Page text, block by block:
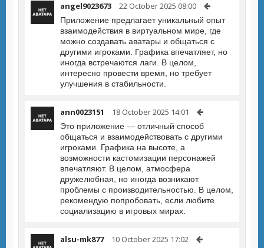
angel9023673 22 October 2025 08:00
Приложение предлагает уникальный опыт
взаимодействия в виртуальном мире, где
можно создавать аватары и общаться с
другими игроками. Графика впечатляет, но
иногда встречаются лаги. В целом,
интересно провести время, но требует
улучшения в стабильности.
ann0023151 18 October 2025 14:01
Это приложение — отличный способ
общаться и взаимодействовать с другими
игроками. Графика на высоте, а
возможности кастомизации персонажей
впечатляют. В целом, атмосфера
дружелюбная, но иногда возникают
проблемы с производительностью. В целом,
рекомендую попробовать, если любите
социализацию в игровых мирах.
alsu-mk877 10 October 2025 17:02